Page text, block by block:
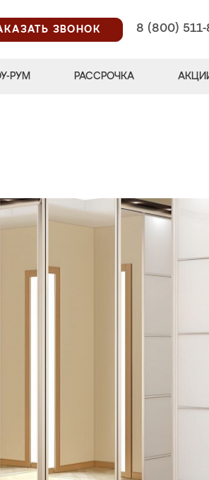
ЗВОНОК
8 (800) 511-
РУМ РАССРОЧКА